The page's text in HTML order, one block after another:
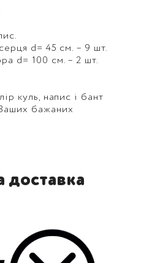
d= 45 cм. – 9 шт.
d= 100 см. – 2 шт.
куль, напис і бант
бажаних
доставка